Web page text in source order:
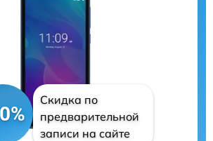
Скидка по
предварительной
записи на сайте